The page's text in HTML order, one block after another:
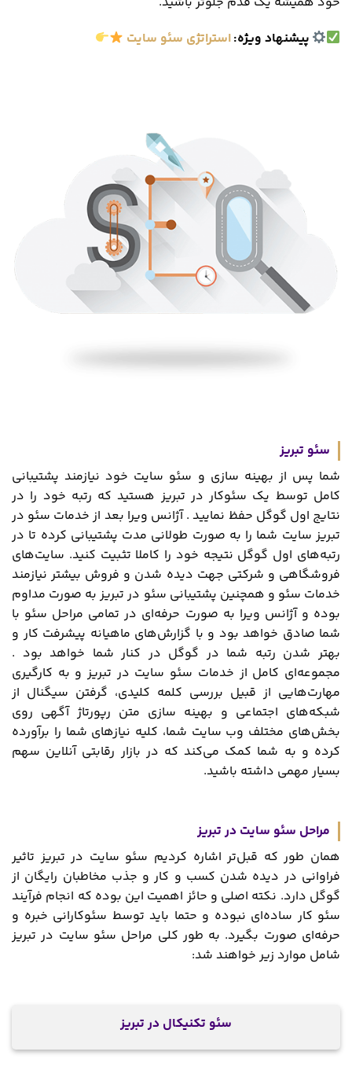
پیشنهاد ویژه:استراتژی سئو سایت
سئو تبریز
شما پس از بهینه سازی و سئو سایت خود نیازمند پشتیبانی
کامل توسط یک سئوکار در تبریز هستید که رتبه خود را در
نتایج اول گوگل حفظ نمایید . آژانس ویرا بعد از خدمات سئو در
تبریز سایت شما را به صورت طولانی مدت پشتیبانی کرده تا در
رتبه‌های اول گوگل نتیجه خود را کاملا تثبیت کنید. سایت‌های
فروشگاهی و شرکتی جهت دیده شدن و فروش بیشتر نیازمند
خدمات سئو و همچنین پشتیبانی سئو در تبریز به صورت مداوم
بوده و آژانس ویرا به صورت حرفه‌ای در تمامی مراحل سئو با
شما صادق خواهد بود و با گزارش‌های ماهیانه پیشرفت کار و
بهتر شدن رتبه شما در گوگل در کنار شما خواهد بود .
مجموعه‌ای کامل از خدمات سئو سایت در تبریز و به کارگیری
مهارت‌هایی از قبیل بررسی کلمه کلیدی، گرفتن سیگنال از
شبکه‌های اجتماعی و بهینه ‌سازی متن رپورتاژ آگهی روی
بخش‌های مختلف وب‌ سایت‌ شما، کلیه نیازهای شما را برآورده
کرده و به شما کمک می‌کند که در بازار رقابتی آنلاین سهم
بسیار مهمی داشته باشید.
مراحل سئو سایت در تبریز
همان‌ طور که قبل‌تر اشاره کردیم سئو سایت در تبریز تاثیر
فراوانی در دیده شدن کسب و کار و جذب مخاطبان رایگان از
گوگل دارد. نکته اصلی و حائز اهمیت این بوده که انجام فرآیند
سئو کار ساده‌ای نبوده و حتما باید توسط سئوکارانی خبره و
حرفه‌ای صورت بگیرد. به طور کلی مراحل سئو سایت در تبریز
شامل موارد زیر خواهند شد:
سئو تکنیکال در تبریز